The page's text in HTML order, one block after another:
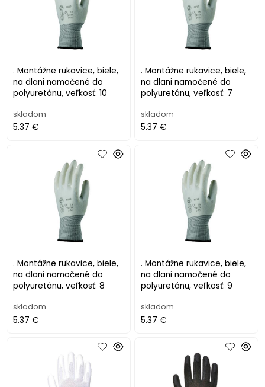
. Montážne rukavice, biele,
na dlani namočené do
polyuretánu, veľkosť: 10
skladom
5.37 €
. Montážne rukavice, biele,
na dlani namočené do
polyuretánu, veľkosť: 7
skladom
5.37 €
. Montážne rukavice, biele,
na dlani namočené do
polyuretánu, veľkosť: 8
skladom
5.37 €
. Montážne rukavice, biele,
na dlani namočené do
polyuretánu, veľkosť: 9
skladom
5.37 €